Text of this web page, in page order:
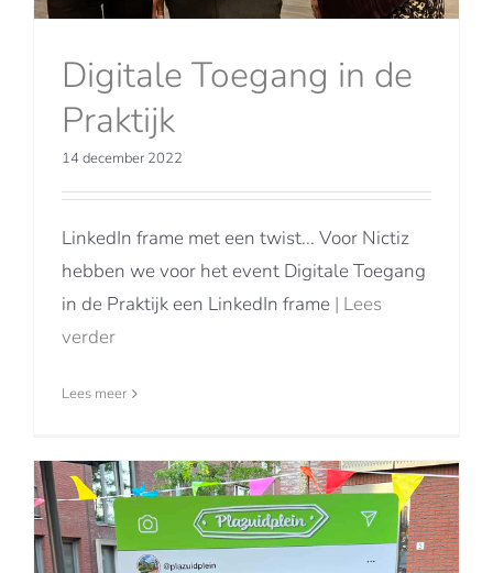
Digitale Toegang in de
Praktijk
14 december 2022
LinkedIn frame met een twist... Voor Nictiz
hebben we voor het event Digitale Toegang
in de Praktijk een LinkedIn frame | Lees
verder
Lees meer